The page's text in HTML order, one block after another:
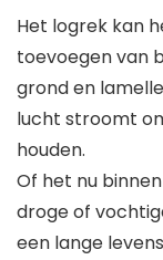
Het logrek kan
toevoegen van
grond en
lucht stroomt
houden.
Of het nu
droge of
een lange